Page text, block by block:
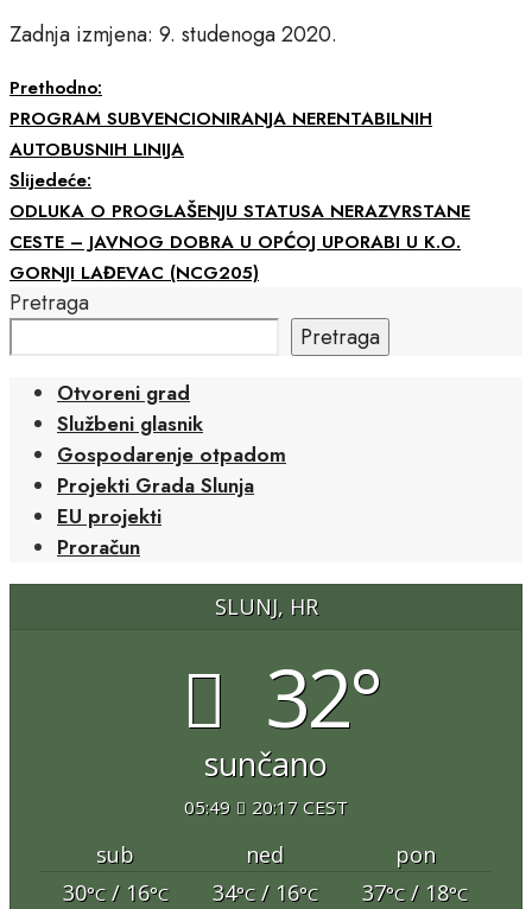
Zadnja izmjena: 9. studenoga 2020.
Prethodno:
PROGRAM SUBVENCIONIRANJA NERENTABILNIH
AUTOBUSNIH LINIJA
Slijedeće:
ODLUKA O PROGLAŠENJU STATUSA NERAZVRSTANE
CESTE – JAVNOG DOBRA U OPĆOJ UPORABI U K.O.
GORNJI LAĐEVAC (NCG205)
Pretraga
Pretraga
Otvoreni grad
Službeni glasnik
Gospodarenje otpadom
Projekti Grada Slunja
EU projekti
Proračun
SLUNJ, HR
32°
sunčano
05:49 20:17 CEST
sub ned
pon
30°C/ 16°C 34°C/ 16°C 37°C/ 18°C